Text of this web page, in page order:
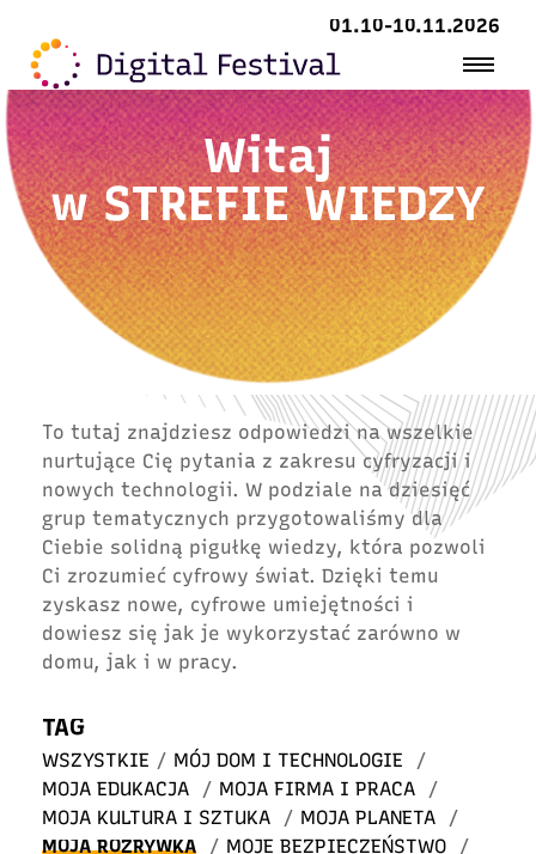
01.10-10.11.2026
Witaj
wSTREFIE WIEDZY
To tutaj znajdziesz odpowiedzi na wszelkie
nurtujące Cię pytania z zakresu cyfryzacji i
nowych technologii. W podziale na dziesięć
grup tematycznych przygotowaliśmy dla
Ciebie solidną pigułkę wiedzy, która pozwoli
Ci zrozumieć cyfrowy świat. Dzięki temu
zyskasz nowe, cyfrowe umiejętności i
dowiesz się jak je wykorzystać zarówno w
domu, jak i w pracy.
TAG
WSZYSTKIE / MÓJ DOM I TECHNOLOGIE
/
MOJA EDUKACJA
/ MOJA FIRMA I PRACA
/
MOJA KULTURA I SZTUKA
/ MOJA PLANETA
/
MOJA ROZRYWKA
/ MOJE BEZPIECZEŃSTWO
/